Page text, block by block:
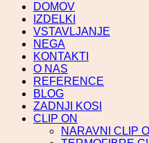
DOMOV
IZDELKI
VSTAVLJANJE
NEGA
KONTAKTI
O NAS
REFERENCE
BLOG
ZADNJI KOSI
CLIP ON
NARAVNI CLIP